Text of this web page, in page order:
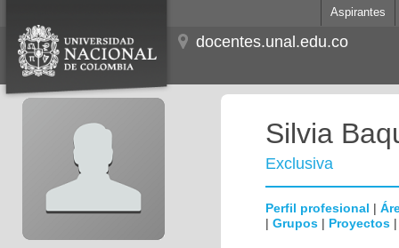
Aspirantes
docentes.unal.edu.co
Silvia
Exclusiva
Perfil profesional |
| Grupos | Proyectos